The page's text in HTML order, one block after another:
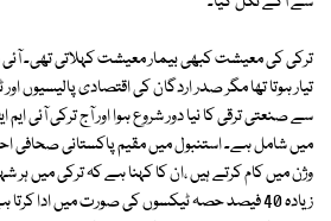
ترکی کی معیشت کبھی بیمار معیشت کہلاتی تھی۔
تیار ہوتا تھا مگر صدر اردگان کی اقتصادی پالیسیوں
سے صنعتی ترقی کا نیا دور شروع ہوا اور آج ترکی آئی
میں شامل ہے۔ استنبول میں مقیم پاکستانی صحافی
وژن میں کام کرتے ہیں ،ان کا کہنا ہے کہ ترکی میں ہر
زیادہ 40 فیصد حصہ ٹیکسوں کی صورت میں ادا